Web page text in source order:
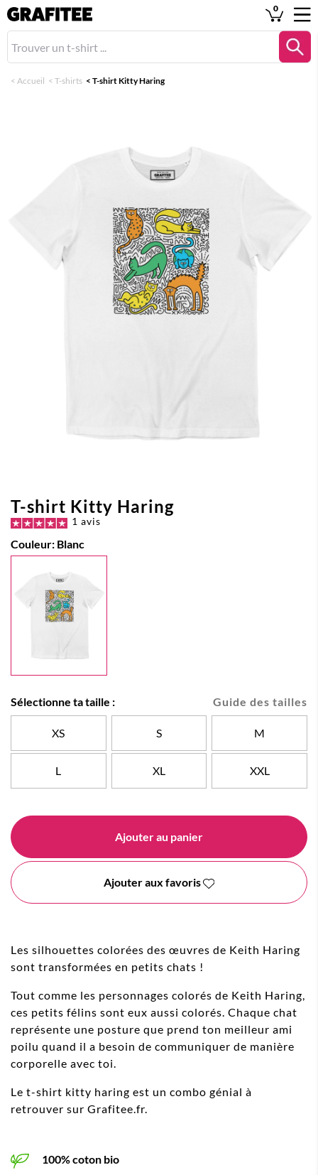
0
< Accueil < T-shirts < T-shirt Kitty Haring
T-shirt Kitty Haring
1 avis
Couleur: Blanc
Guide des tailles
Sélectionne ta taille :
XS S M
L XL XXL
Ajouter au panier
Ajouter aux favoris
Les silhouettes colorées des œuvres de Keith Haring
sont transformées en petits chats !
Tout comme les personnages colorés de Keith Haring,
ces petits félins sont eux aussi colorés. Chaque chat
représente une posture que prend ton meilleur ami
poilu quand il a besoin de communiquer de manière
corporelle avec toi.
Le t-shirt kitty haring est un combo génial à
retrouver sur Grafitee.fr.
100% coton bio